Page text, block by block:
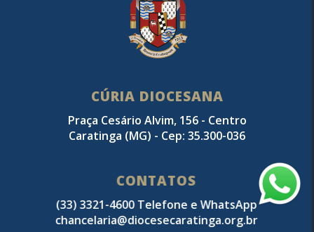
CÚRIA DIOCESANA
Praça Cesário Alvim, 156 - Centro
Caratinga (MG) - Cep: 35.300-036
CONTATOS
(33) 3321-4600 Telefone e WhatsApp
chancelaria@diocesecaratinga.org.br